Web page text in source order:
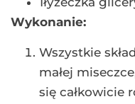
Wykonanie:
Wszystkie
małej
się całkowicie